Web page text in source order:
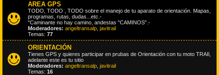
AREA GPS
TODO, TODO , TODO sobre el manejo de tu aparato de orientación. Mapas,
programas, rutas, dudas...etc.-
"Caminante no hay camino, andestas "CAMINOS".-
Moderadores: angeltransalp javitrail
Temas: 77
ORIENTACIÓN
Tienes GPS y quieres participar en prubas de Orientación con tu moto TRAIl,
adelante este es tu sitio
Moderadores: angeltransalp javitrail
Temas: 16